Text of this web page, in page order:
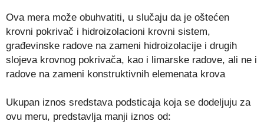
Ova mera može obuhvatiti, u slučaju da je oštećen
krovni pokrivač i hidroizolacioni krovni sistem,
građevinske radove na zameni hidroizolacije i drugih
slojeva krovnog pokrivača, kao i limarske radove, ali ne i
radove na zameni konstruktivnih elemenata krova
Ukupan iznos sredstava podsticaja koja se dodeljuju za
ovu meru, predstavlja manji iznos od: